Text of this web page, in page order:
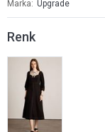
Marka
Upgrade
Renk